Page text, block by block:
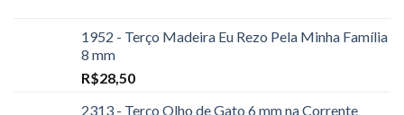
1952 - Terço Madeira Eu Rezo Pela Minha Família
8 mm
R$28,50
2313 - Terço Olho de Gato 6 mm na Corrente